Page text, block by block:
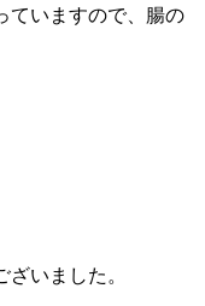
ていますので、腸の
いました。